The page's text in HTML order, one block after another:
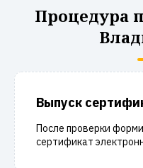
Процедура
Выпуск
После проверки
сертификат